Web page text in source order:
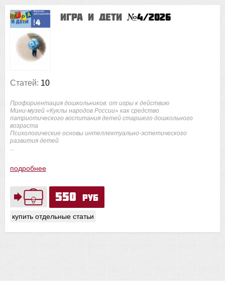
550 руб
купить отдельные статьи
Игра и дети №4/2026
Статей: 10
Профориентация дошкольников: от игры к действию
Мини-музей «Куклы народов России» как средство
патриотического воспитания детей старшего дошкольного
возраста
Психологические основы интеллектуально-эстетического
развития детей
подробнее